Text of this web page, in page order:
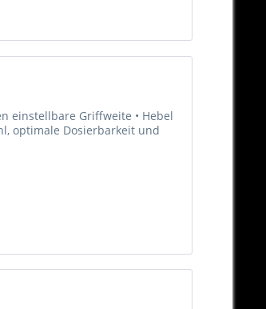
einstellbare Griffweite • Hebel
optimale Dosierbarkeit und